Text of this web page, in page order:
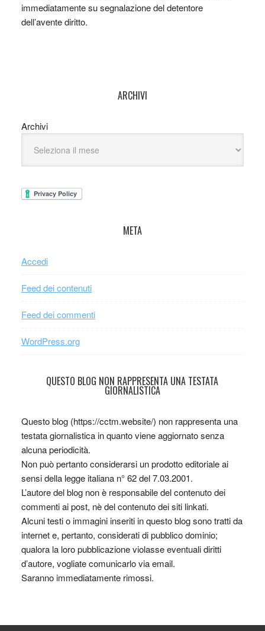
immediatamente su segnalazione del detentore
dell’avente diritto.
ARCHIVI
Archivi
META
Accedi
Feed dei contenuti
Feed dei commenti
WordPress.org
QUESTO BLOG NON RAPPRESENTA UNA TESTATA
GIORNALISTICA
Questo blog (https://cctm.website/) non rappresenta una
testata giornalistica in quanto viene aggiornato senza
alcuna periodicità.
Non può pertanto considerarsi un prodotto editoriale ai
sensi della legge italiana n° 62 del 7.03.2001.
L’autore del blog non è responsabile del contenuto dei
commenti ai post, nè del contenuto dei siti linkati.
Alcuni testi o immagini inseriti in questo blog sono tratti da
internet e, pertanto, considerati di pubblico dominio;
qualora la loro pubblicazione violasse eventuali diritti
d’autore, vogliate comunicarlo via email.
Saranno immediatamente rimossi.